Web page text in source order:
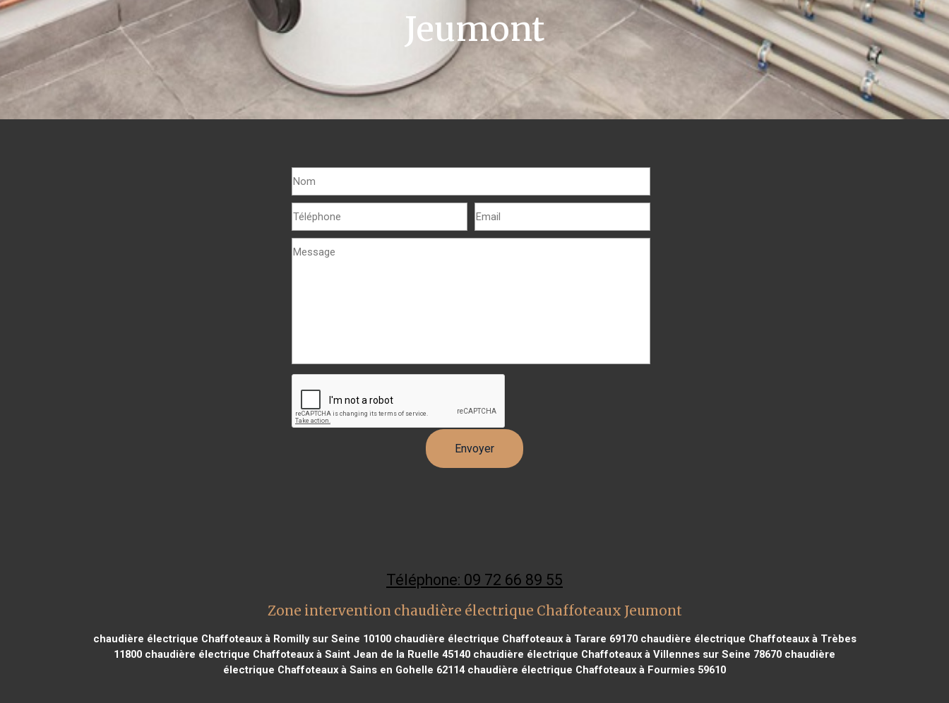
Jeumont
Téléphone: 09 72 66 89 55
Zone intervention chaudière électrique Chaffoteaux Jeumont
chaudière électrique Chaffoteaux à Romilly sur Seine 10100chaudière électrique Chaffoteaux à Tarare 69170chaudière électrique Chaffoteaux à Trèbes
11800 chaudière électrique Chaffoteaux à Saint Jean de la Ruelle 45140 chaudière électrique Chaffoteaux à Villennes sur Seine 78670 chaudière
électrique Chaffoteaux à Sains en Gohelle 62114chaudière électrique Chaffoteaux à Fourmies 59610